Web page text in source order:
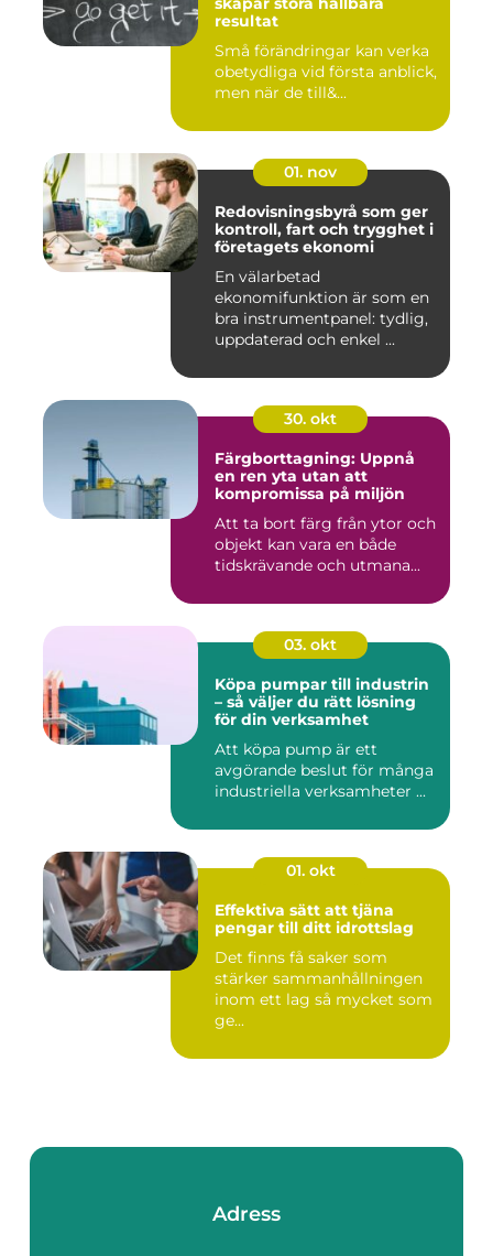
resultat
Små förändringar kan verka
obetydliga vid första anblick,
men när de till&...
01. nov
Redovisningsbyrå som ger
kontroll, fart och trygghet i
företagets ekonomi
En välarbetad
ekonomifunktion är som en
bra instrumentpanel: tydlig,
uppdaterad och enkel ...
30. okt
Färgborttagning: Uppnå
en ren yta utan att
kompromissa på miljön
Att ta bort färg från ytor och
objekt kan vara en både
tidskrävande och utmana...
03. okt
Köpa pumpar till industrin
– så väljer du rätt lösning
för din verksamhet
Att köpa pump är ett
avgörande beslut för många
industriella verksamheter ...
01. okt
Effektiva sätt att tjäna
pengar till ditt idrottslag
Det finns få saker som
stärker sammanhållningen
inom ett lag så mycket som
ge...
Adress